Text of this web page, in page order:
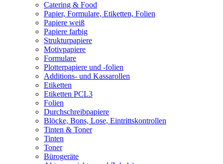
Catering & Food
Papier, Formulare, Etiketten, Folien
Papiere weiß
Papiere farbig
Strukturpapiere
Motivpapiere
Formulare
Plotterpapiere und -folien
Additions- und Kassarollen
Etiketten
Etiketten PCL3
Folien
Durchschreibpapiere
Blöcke, Bons, Lose, Eintrittskontrollen
Tinten & Toner
Tinten
Toner
Bürogeräte